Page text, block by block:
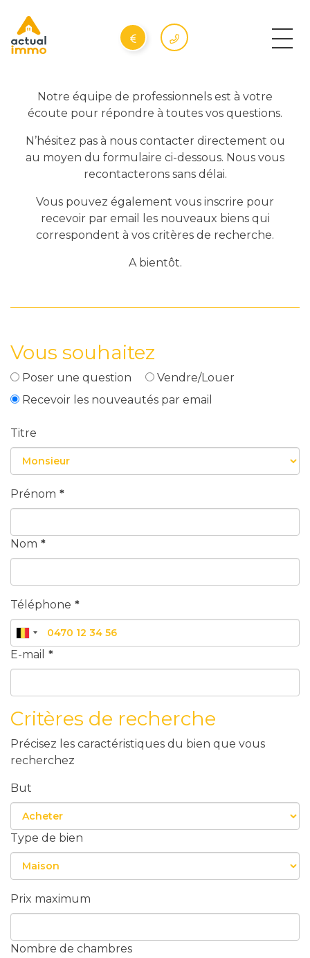
Notre équipe de professionnels est à votre
écoute pour répondre à toutes vos questions.
N’hésitez pas à nous contacter directement ou
au moyen du formulaire ci-dessous. Nous vous
recontacterons sans délai.
Vous pouvez également vous inscrire pour
recevoir par email les nouveaux biens qui
correspondent à vos critères de recherche.
A bientôt.
Vous souhaitez
Poser une question
Vendre/Louer
Recevoir les nouveautés par email
Titre
Prénom *
Nom *
Téléphone *
E-mail *
Critères de recherche
Précisez les caractéristiques du bien que vous
recherchez
But
Type de bien
Prix maximum
Nombre de chambres